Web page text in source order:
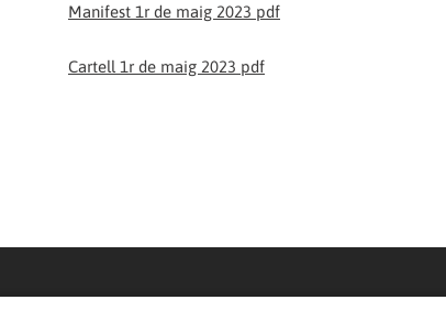
Manifest 1r de maig 2023 pdf
Cartell 1r de maig 2023 pdf